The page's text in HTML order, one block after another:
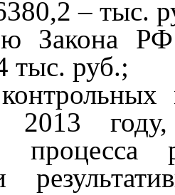
– тыс.
Закона
тыс. руб.;
году,
процесса